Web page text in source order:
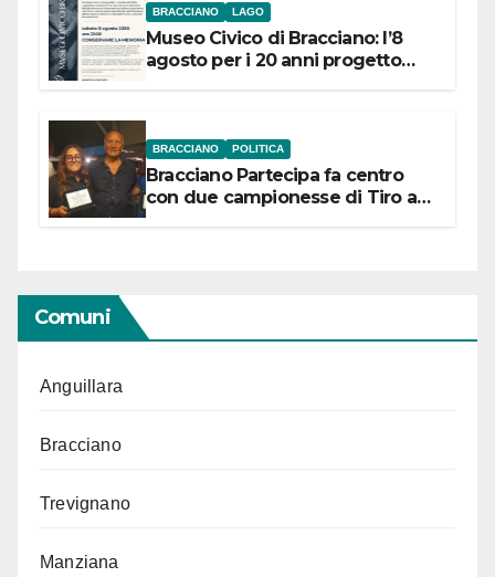
BRACCIANO LAGO
Museo Civico di Bracciano: l’8
agosto per i 20 anni progetto
BRACCIANO POLITICA
Bracciano Partecipa fa centro
con due campionesse di Tiro a
Comuni
Anguillara
Bracciano
Trevignano
Manziana